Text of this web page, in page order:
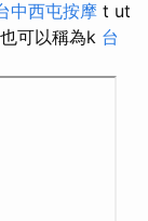
中西屯按摩 t ut
可以稱為k 台